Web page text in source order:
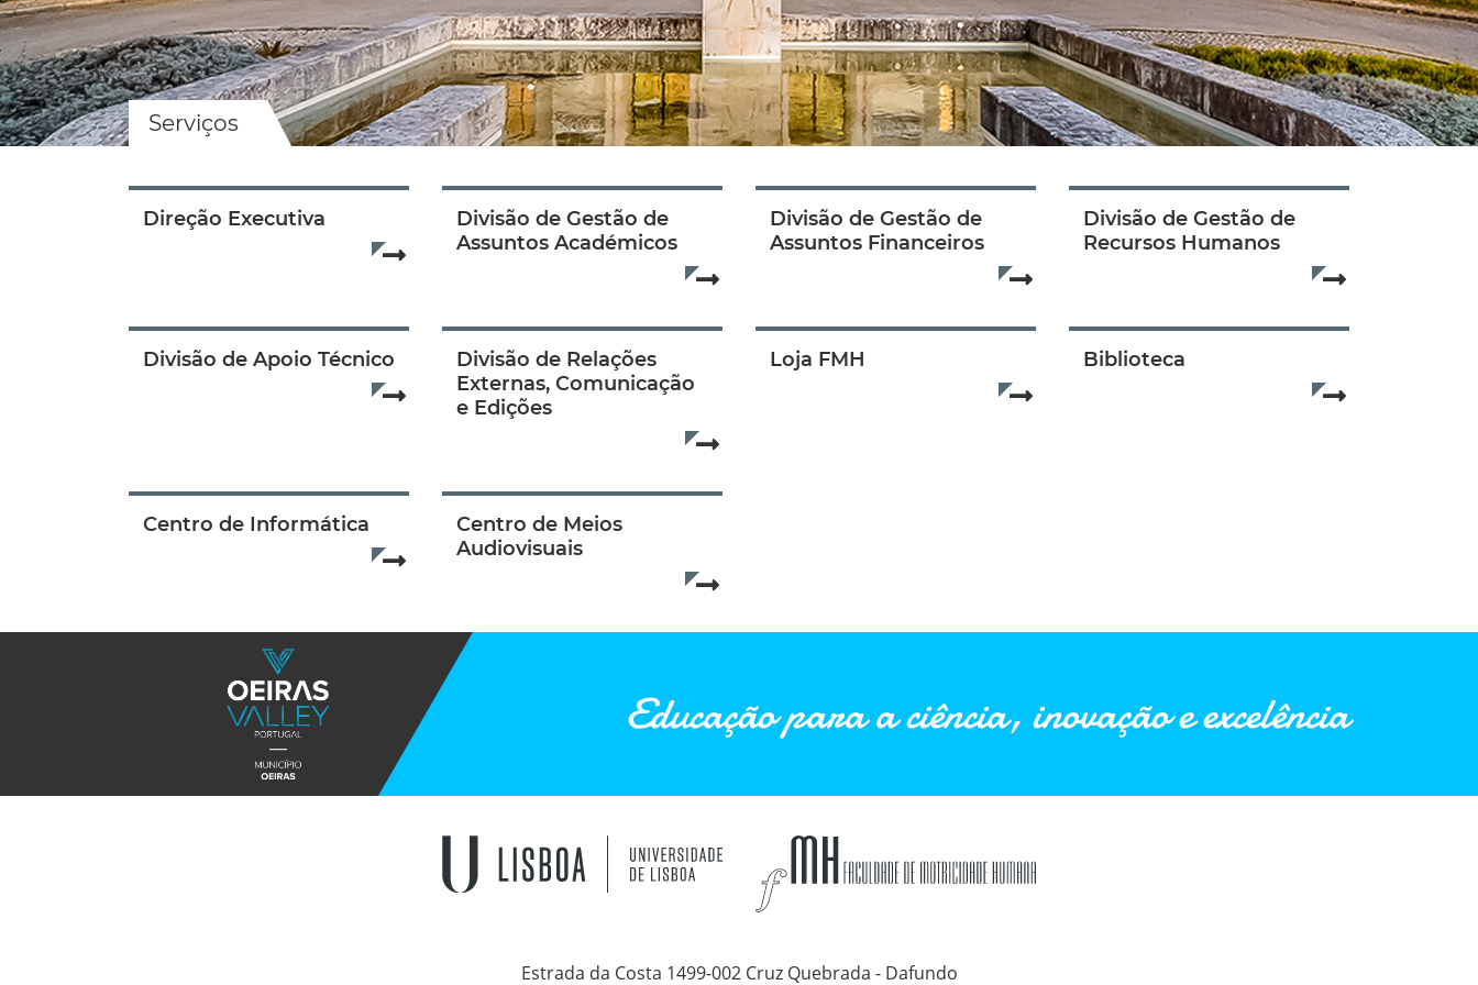
Serviços
Direção Executiva
Read more...
Divisão de Gestão de
Assuntos Académicos
Read more...
Divisão de Gestão de
Assuntos Financeiros
Read more...
Divisão de Gestão de
Recursos Humanos
Read more...
Divisão de Apoio Técnico
Read more...
Divisão de Relações
Externas, Comunicação
e Edições
Read more...
Loja FMH
Read more...
Biblioteca
Read more...
Centro de Informática
Read more...
Centro de Meios
Audiovisuais
Read more...
Educação para a ciência, inovação e excelência
Estrada da Costa 1499-002 Cruz Quebrada - Dafundo